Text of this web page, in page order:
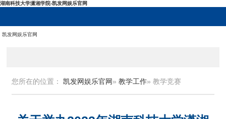
湖南科技大学潇湘学院-凯发网娱乐官网
凯发网娱乐官网
您所在的位置：凯发网娱乐官网»教学工作» 教学竞赛